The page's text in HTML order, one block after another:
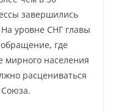
завершились
уровне СНГ главы
где
мирного населения
расцениваться
Союза.